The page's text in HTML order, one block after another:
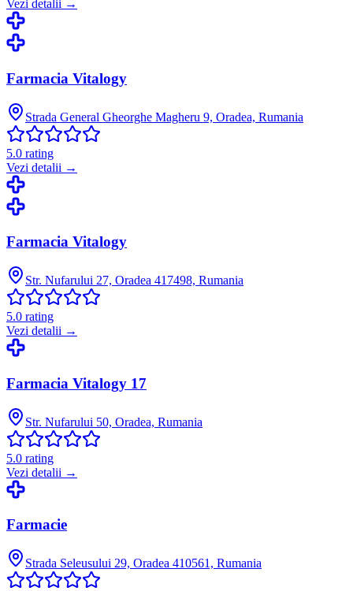
Vezi detalii →
Farmacia Vitalogy
Strada General Gheorghe Magheru 9, Oradea, Rumania
5.0 rating
Vezi detalii →
Farmacia Vitalogy
Str. Nufarului 27, Oradea 417498, Rumania
5.0 rating
Vezi detalii →
Farmacia Vitalogy 17
Str. Nufarului 50, Oradea, Rumania
5.0 rating
Vezi detalii →
Farmacie
Strada Seleusului 29, Oradea 410561, Rumania